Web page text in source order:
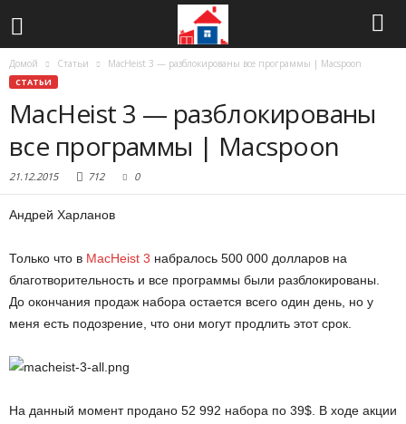
Домой Статьи MacHeist 3 — разблокированы все программы | Macspoon
СТАТЬИ
MacHeist 3 — разблокированы
все программы | Macspoon
21.12.2015 712 0
Андрей Харланов
Только что в MacHeist 3 набралось 500 000 долларов на
благотворительность и все программы были разблокированы.
До окончания продаж набора остается всего один день, но у
меня есть подозрение, что они могут продлить этот срок.
На данный момент продано 52 992 набора по 39$. В ходе акции